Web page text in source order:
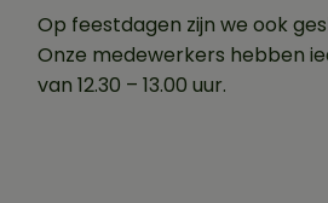
Op feestdagen zijn we ook
Onze medewerkers hebben
van 12.30 – 13.00 uur.